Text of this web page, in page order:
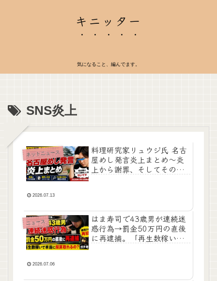
キニッター
気になること、編んでます。
SNS炎上
ネットニュース
料理研究家リュウジ氏 名古
屋めし発言炎上まとめ〜炎
上から謝罪、そしてその
2026.07.13
ニュース
はま寿司で43歳男が連続迷
惑行為→罰金50万円の直後
に再逮捕。「再生数稼いで
2026.07.06